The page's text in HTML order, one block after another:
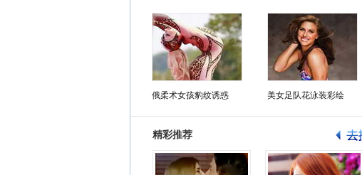
俄柔术女孩豹纹诱惑 美女足队花泳装彩绘
精彩推荐